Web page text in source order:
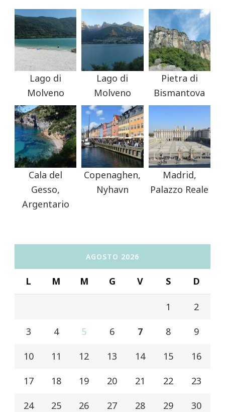
Lago di
Molveno
Lago di
Molveno
Pietra di
Bismantova
Cala del
Gesso,
Argentario
Copenaghen,
Nyhavn
Madrid,
Palazzo Reale
AGOSTO 2026
L M M G V S D
1 2
3 4 5 6 7 8 9
10 11 12 13 14 15 16
17 18 19 20 21 22 23
24 25 26 27 28 29 30